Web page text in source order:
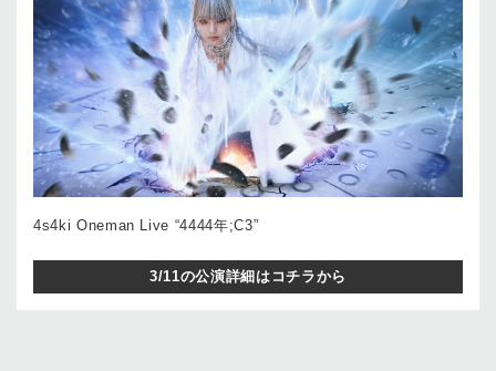
4s4ki Oneman Live “4444年;C3”
3/11の公演詳細はコチラから